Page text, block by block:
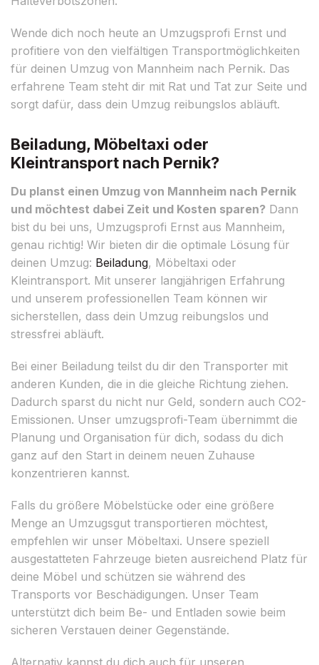
Wende dich noch heute an Umzugsprofi Ernst und
profitiere von den vielfältigen Transportmöglichkeiten
für deinen Umzug von Mannheim nach Pernik. Das
erfahrene Team steht dir mit Rat und Tat zur Seite und
sorgt dafür, dass dein Umzug reibungslos abläuft.
Beiladung, Möbeltaxi oder
Kleintransport nach Pernik?
Du planst einen Umzug von Mannheim nach Pernik
und möchtest dabei Zeit und Kosten sparen? Dann
bist du bei uns, Umzugsprofi Ernst aus Mannheim,
genau richtig! Wir bieten dir die optimale Lösung für
deinen Umzug: Beiladung, Möbeltaxi oder
Kleintransport. Mit unserer langjährigen Erfahrung
und unserem professionellen Team können wir
sicherstellen, dass dein Umzug reibungslos und
stressfrei abläuft.
Bei einer Beiladung teilst du dir den Transporter mit
anderen Kunden, die in die gleiche Richtung ziehen.
Dadurch sparst du nicht nur Geld, sondern auch CO2-
Emissionen. Unser umzugsprofi-Team übernimmt die
Planung und Organisation für dich, sodass du dich
ganz auf den Start in deinem neuen Zuhause
konzentrieren kannst.
Falls du größere Möbelstücke oder eine größere
Menge an Umzugsgut transportieren möchtest,
empfehlen wir unser Möbeltaxi. Unsere speziell
ausgestatteten Fahrzeuge bieten ausreichend Platz für
deine Möbel und schützen sie während des
Transports vor Beschädigungen. Unser Team
unterstützt dich beim Be- und Entladen sowie beim
sicheren Verstauen deiner Gegenstände.
Alternativ kannst du dich auch für unseren